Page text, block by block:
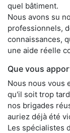
quel bâtiment.
Nous avons su
professionnels,
connaissances,
une aide réelle
Que vous
Nous nous vous
qu'il soit trop
nos brigades
auriez déjà été
Les spécialistes